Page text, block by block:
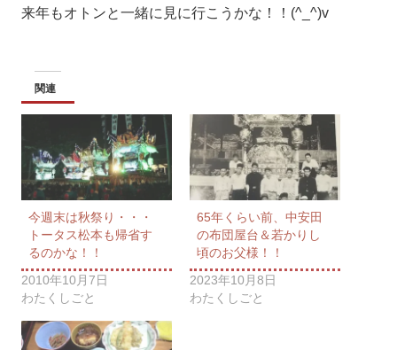
来年もオトンと一緒に見に行こうかな！！(^_^)v
関連
今週末は秋祭り・・・
トータス松本も帰省す
るのかな！！
2010年10月7日
わたくしごと
65年くらい前、中安田
の布団屋台＆若かりし
頃のお父様！！
2023年10月8日
わたくしごと